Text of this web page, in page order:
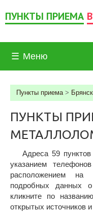
ПУНКТЫ ПРИЕМА
☰ Меню
Пункты приема>
ПУНКТЫ
Адреса 59
указанием
расположением
подробных данных
кликните по
открытых источников